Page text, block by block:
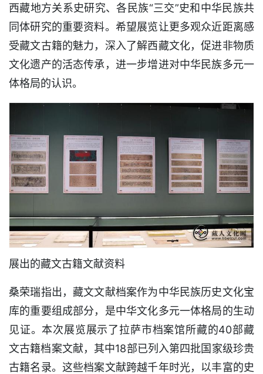
西藏地方关系史研究、各民族“三交”史和中华民族共
同体研究的重要资料。希望展览让更多观众近距离感
受藏文古籍的魅力，深入了解西藏文化，促进非物质
文化遗产的活态传承，进一步增进对中华民族多元一
体格局的认识。
展出的藏文古籍文献资料
桑荣瑞指出，藏文文献档案作为中华民族历史文化宝
库的重要组成部分，是中华文化多元一体格局的生动
见证。本次展览展示了拉萨市档案馆所藏的40部藏
文古籍档案文献，其中18部已列入第四批国家级珍贵
古籍名录。这些档案文献跨越千年时光，以丰富的史